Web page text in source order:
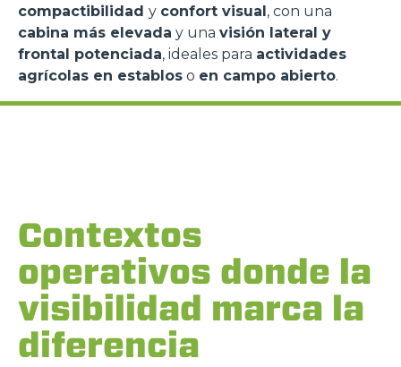
compactibilidad y confort visual, con una
cabina más elevada y una visión lateral y
frontal potenciada, ideales para actividades
agrícolas en establos o en campo abierto.
Contextos
operativos donde la
visibilidad marca la
diferencia